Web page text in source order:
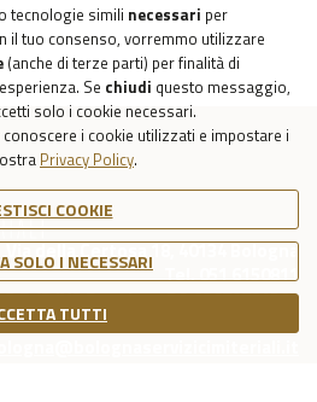
o tecnologie simili necessari per
il tuo consenso, vorremmo utilizzare
(anche di terze parti) per finalità di
Se chiudi questo messaggio,
solo i cookie necessari.
i cookie utilizzati e impostare i
Privacy Policy.
COOKIE
SOLO I NECESSARI
TUTTI
Via della Certosa 18, 40134 Bologna
Tel. 051 6150811
C.F./P.IVA Reg. Imp. BO 03079781203
Sociale Int. Vers. €39.215,69